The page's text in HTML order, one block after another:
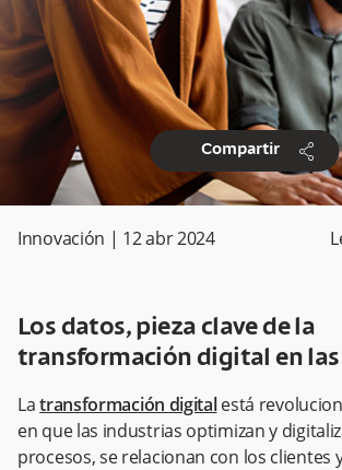
Compartir share
Innovación | 12 abr 2024
Los datos, pieza clave de la
transformación digital en las
Latransformación digitalestá
en que las industrias optimizan y
procesos, se relacionan con los clientes